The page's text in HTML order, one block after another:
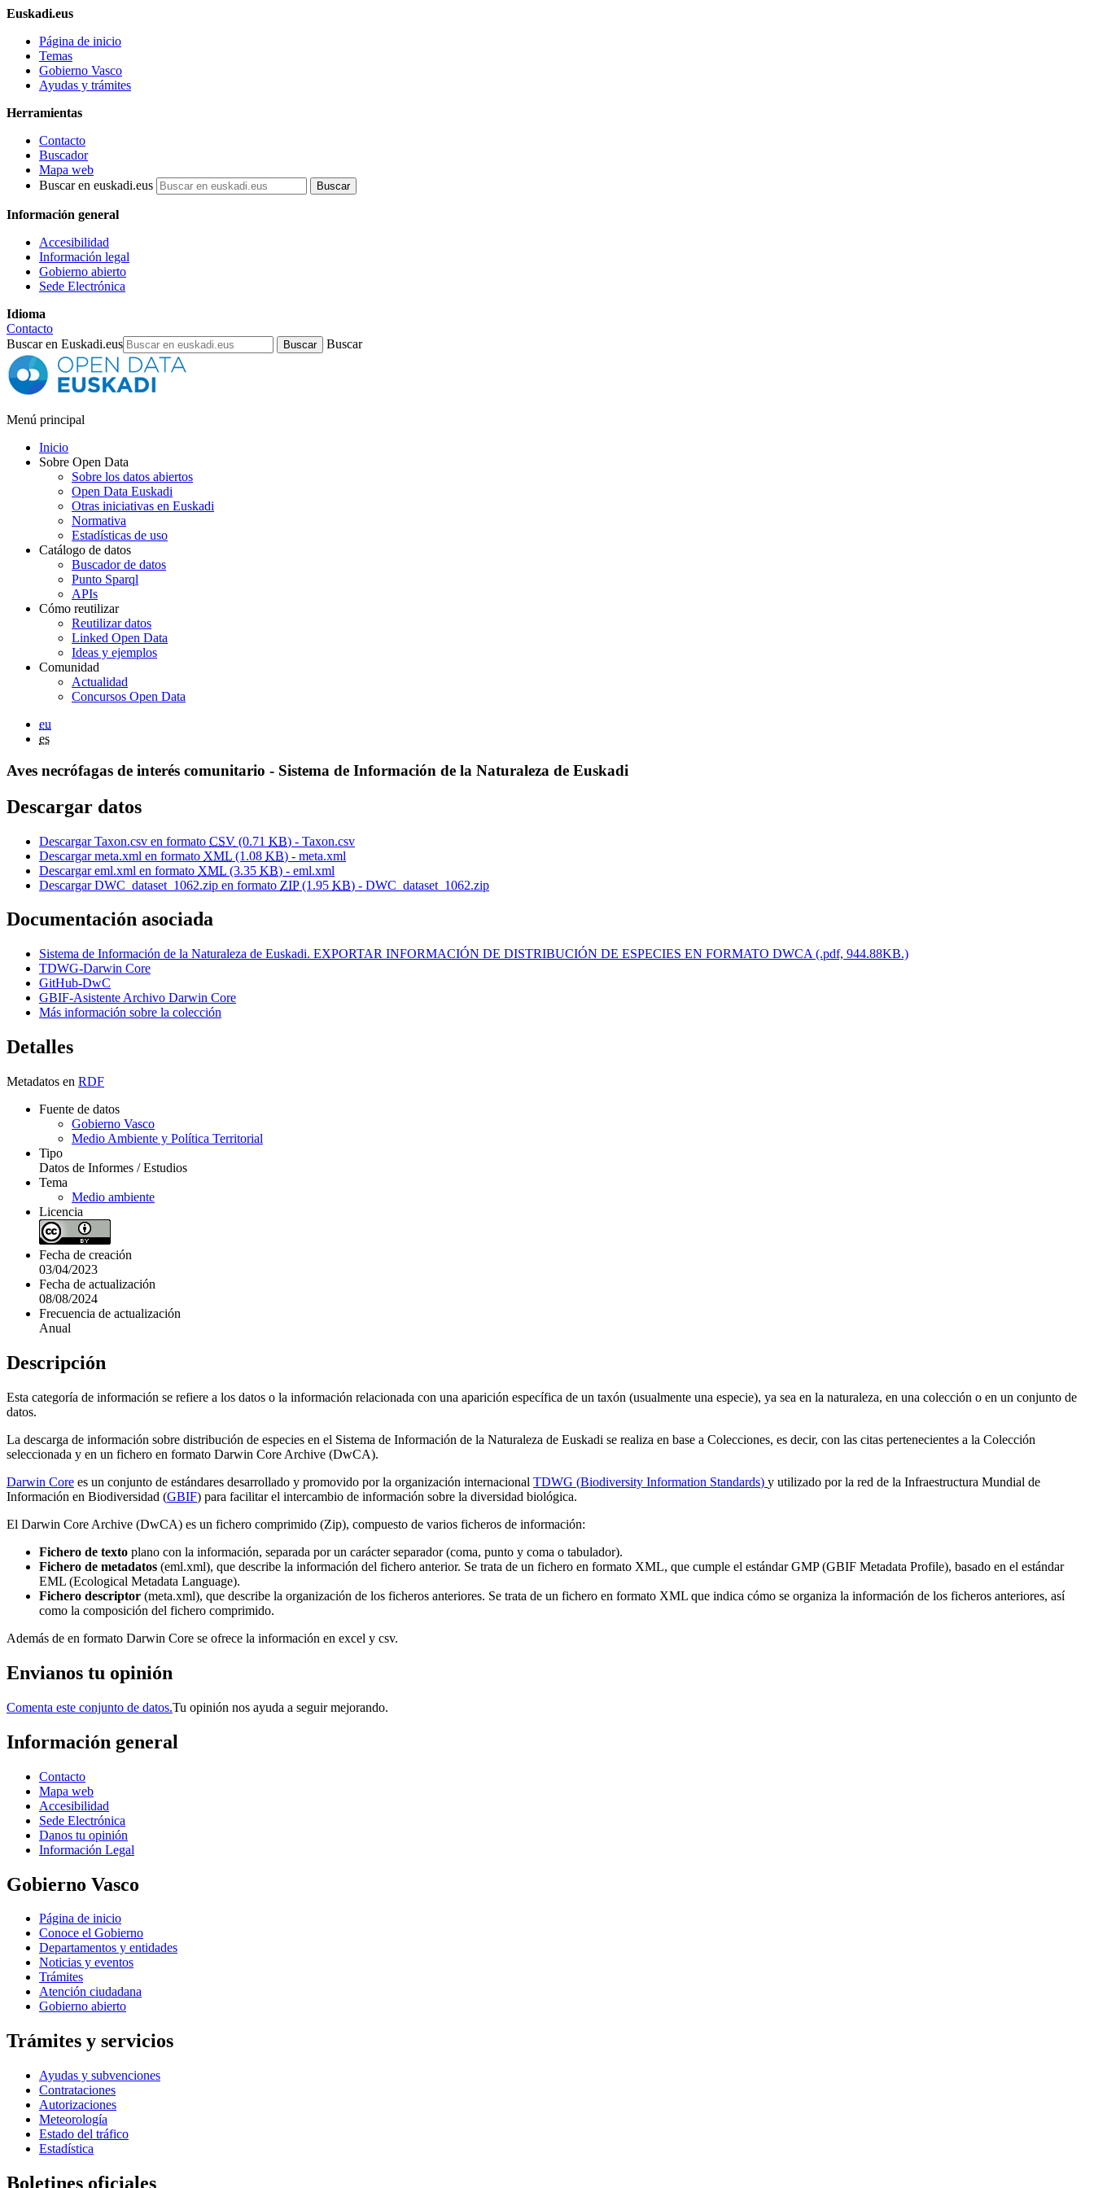
Euskadi.eus
Página de inicio
Temas
Gobierno Vasco
Ayudas y trámites
Herramientas
Contacto
Buscador
Mapa web
Buscar en euskadi.eus
Información general
Accesibilidad
Información legal
Gobierno abierto
Sede Electrónica
Idioma
Contacto
Buscar en Euskadi.eus
Buscar
Menú principal
Inicio
Sobre Open Data
Sobre los datos abiertos
Open Data Euskadi
Otras iniciativas en Euskadi
Normativa
Estadísticas de uso
Catálogo de datos
Buscador de datos
Punto Sparql
APIs
Cómo reutilizar
Reutilizar datos
Linked Open Data
Ideas y ejemplos
Comunidad
Actualidad
Concursos Open Data
eu
es
Aves necrófagas de interés comunitario - Sistema de Información de la Naturaleza de Euskadi
Descargar datos
Descargar Taxon.csv en formato CSV (0.71 KB) - Taxon.csv
Descargar meta.xml en formato XML (1.08 KB) - meta.xml
Descargar eml.xml en formato XML (3.35 KB) - eml.xml
Descargar DWC_dataset_1062.zip en formato ZIP (1.95 KB) - DWC_dataset_1062.zip
Documentación asociada
Sistema de Información de la Naturaleza de Euskadi. EXPORTAR INFORMACIÓN DE DISTRIBUCIÓN DE ESPECIES EN FORMATO DWCA (.pdf, 944.88KB.)
TDWG-Darwin Core
GitHub-DwC
GBIF-Asistente Archivo Darwin Core
Más información sobre la colección
Detalles
Metadatos en RDF
Fuente de datos
Gobierno Vasco
Medio Ambiente y Política Territorial
Tipo
Datos de Informes / Estudios
Tema
Medio ambiente
Licencia
Fecha de creación
03/04/2023
Fecha de actualización
08/08/2024
Frecuencia de actualización
Anual
Descripción
Esta categoría de información se refiere a los datos o la información relacionada con una aparición específica de un taxón (usualmente una especie), ya sea en la naturaleza, en una colección o en un conjunto de
datos.
La descarga de información sobre distribución de especies en el Sistema de Información de la Naturaleza de Euskadi se realiza en base a Colecciones, es decir, con las citas pertenecientes a la Colección
seleccionada y en un fichero en formato Darwin Core Archive (DwCA).
Darwin Core es un conjunto de estándares desarrollado y promovido por la organización internacional TDWG (Biodiversity Information Standards) y utilizado por la red de la Infraestructura Mundial de
Información en Biodiversidad (GBIF) para facilitar el intercambio de información sobre la diversidad biológica.
El Darwin Core Archive (DwCA) es un fichero comprimido (Zip), compuesto de varios ficheros de información:
Fichero de texto plano con la información, separada por un carácter separador (coma, punto y coma o tabulador).
Fichero de metadatos (eml.xml), que describe la información del fichero anterior. Se trata de un fichero en formato XML, que cumple el estándar GMP (GBIF Metadata Profile), basado en el estándar
EML (Ecological Metadata Language).
Fichero descriptor (meta.xml), que describe la organización de los ficheros anteriores. Se trata de un fichero en formato XML que indica cómo se organiza la información de los ficheros anteriores, así
como la composición del fichero comprimido.
Además de en formato Darwin Core se ofrece la información en excel y csv.
Envianos tu opinión
Comenta este conjunto de datos.Tu opinión nos ayuda a seguir mejorando.
Información general
Contacto
Mapa web
Accesibilidad
Sede Electrónica
Danos tu opinión
Información Legal
Gobierno Vasco
Página de inicio
Conoce el Gobierno
Departamentos y entidades
Noticias y eventos
Trámites
Atención ciudadana
Gobierno abierto
Trámites y servicios
Ayudas y subvenciones
Contrataciones
Autorizaciones
Meteorología
Estado del tráfico
Estadística
Boletines oficiales